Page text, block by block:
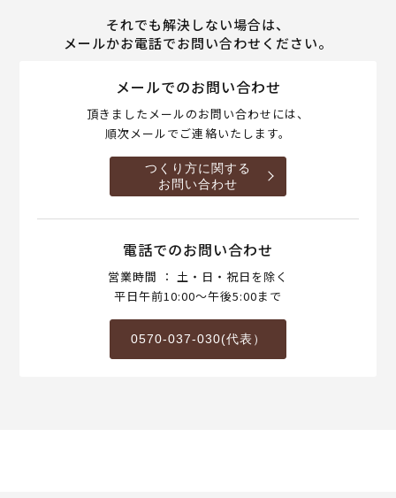
それでも解決しない場合は、
メールかお電話でお問い合わせください。
メールでのお問い合わせ
頂きましたメールのお問い合わせには、
順次メールでご連絡いたします。
つくり方に関する
お問い合わせ
電話でのお問い合わせ
営業時間 ： 土・日・祝日を除く
平日午前10:00～午後5:00まで
0570-037-030(代表）